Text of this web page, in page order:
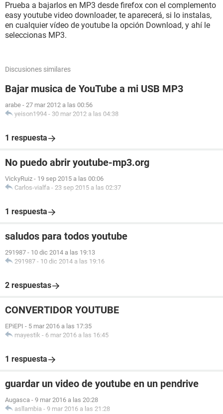
Prueba a bajarlos en MP3 desde firefox con el complemento
easy youtube video downloader, te aparecerá, si lo instalas,
en cualquier vídeo de youtube la opción Download, y ahí le
seleccionas MP3.
Discusiones similares
Bajar musica de YouTube a mi USB MP3
arabe - 27 mar 2012 a las 00:56
yeison1994 - 30 mar 2012 a las 04:38
1 respuesta
No puedo abrir youtube-mp3.org
VickyRuiz - 19 sep 2015 a las 00:06
Carlos-vialfa - 23 sep 2015 a las 02:37
1 respuesta
saludos para todos youtube
291987 - 10 dic 2014 a las 19:13
291987 - 10 dic 2014 a las 19:16
2 respuestas
CONVERTIDOR YOUTUBE
EPiEPI - 5 mar 2016 a las 17:35
mayestik - 6 mar 2016 a las 16:45
1 respuesta
guardar un video de youtube en un pendrive
Augasca - 9 mar 2016 a las 20:28
asllambia - 9 mar 2016 a las 21:28